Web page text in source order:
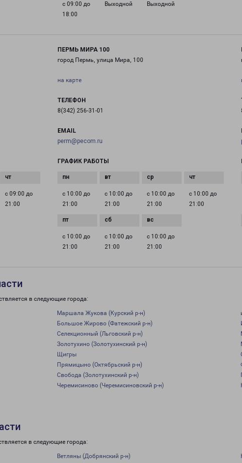
с 09:00 до
18:00
Выходной Выходной
с 09:00 до
21:00
ПЕРМЬ МИРА 100
город Пермь, улица Мира, 100
на карте
ТЕЛЕФОН
8(342) 256-31-01
EMAIL
perm@pecom.ru
ГРАФИК РАБОТЫ
с 10:00 до
21:00
с 10:00 до
21:00
с 10:00 до
21:00
с 10:00 до
21:00
с 10:00 до
21:00
с 10:00 до
21:00
с 10:00 до
21:00
в следующие города:
Маршала Жукова (Курский р-н)
Большое Жирово (Фатежский р-н)
Селекционный (Льговский р-н)
Золотухино (Золотухинский р-н)
Щигры
Прямицыно (Октябрьский р-н)
Свобода (Золотухинский р-н)
Черемисиново (Черемисиновский р-н)
в следующие города:
Ветляны (Добрянский р-н)